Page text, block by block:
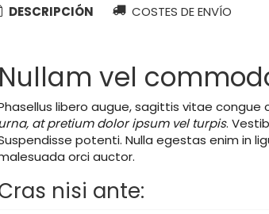
DESCRIPCIÓN COSTES DE ENVÍO
Nullam vel
libero augue, sagittis vitae
at pretium dolor ipsum vel turpis.
potenti. Nulla egestas enim in
orci auctor.
nisi ante: